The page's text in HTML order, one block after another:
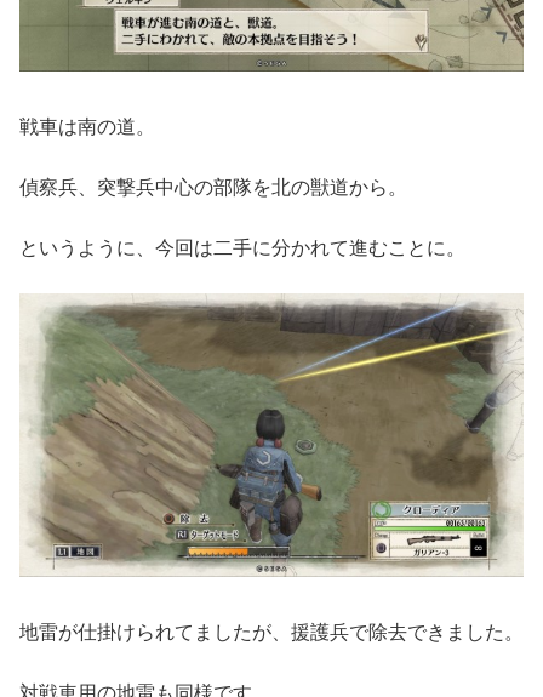
戦車は南の道。
偵察兵、突撃兵中心の部隊を北の獣道から。
というように、今回は二手に分かれて進むことに。
地雷が仕掛けられてましたが、援護兵で除去できました。
対戦車用の地雷も同様です。